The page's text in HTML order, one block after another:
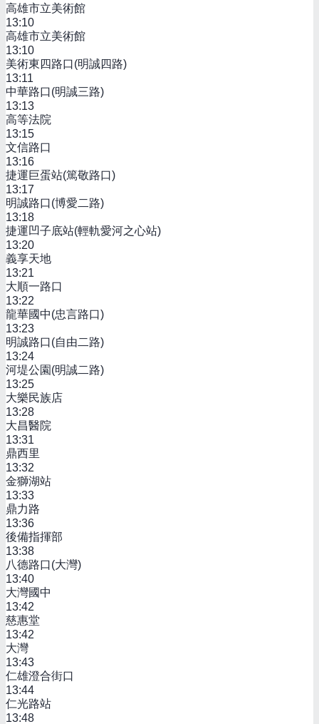
高雄市立美術館
13:10
高雄市立美術館
13:10
美術東四路口(明誠四路)
13:11
中華路口(明誠三路)
13:13
高等法院
13:15
文信路口
13:16
捷運巨蛋站(篤敬路口)
13:17
明誠路口(博愛二路)
13:18
捷運凹子底站(輕軌愛河之心站)
13:20
義享天地
13:21
大順一路口
13:22
龍華國中(忠言路口)
13:23
明誠路口(自由二路)
13:24
河堤公園(明誠二路)
13:25
大樂民族店
13:28
大昌醫院
13:31
鼎西里
13:32
金獅湖站
13:33
鼎力路
13:36
後備指揮部
13:38
八德路口(大灣)
13:40
大灣國中
13:42
慈惠堂
13:42
大灣
13:43
仁雄澄合街口
13:44
仁光路站
13:48